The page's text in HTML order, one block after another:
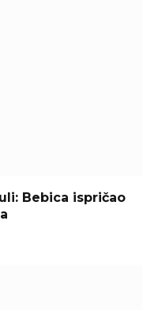
Bebica ispričao